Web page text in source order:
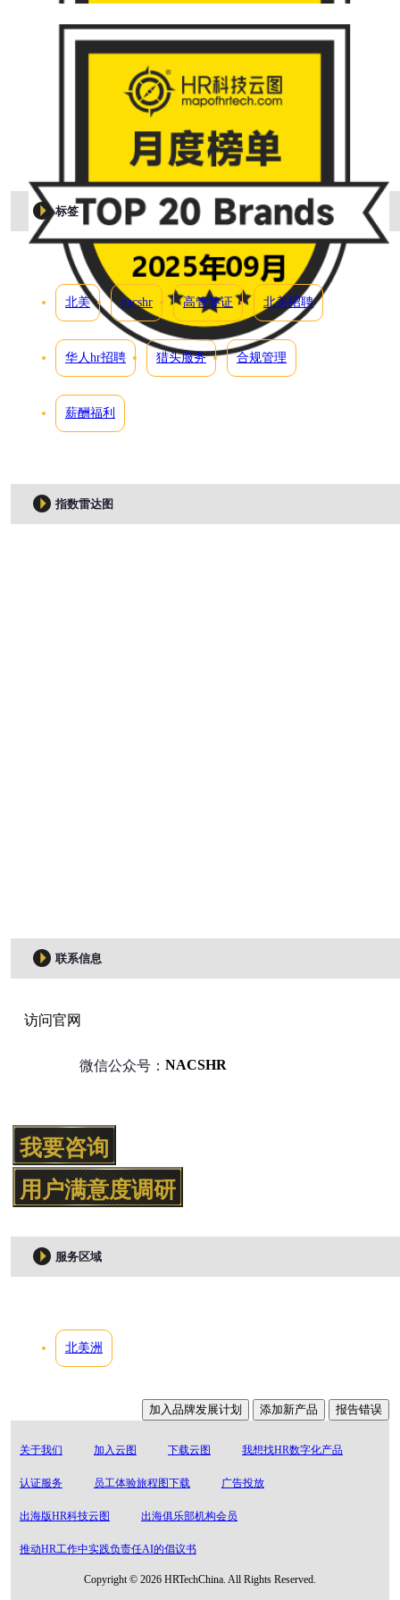
标签
北美 nacshr 高管签证 北美招聘
华人hr招聘 猎头服务 合规管理
薪酬福利
指数雷达图
联系信息
访问官网
微信公众号： NACSHR
我要咨询
用户满意度调研
服务区域
北美洲
加入品牌发展计划 添加新产品 报告错误
关于我们 加入云图 下载云图 我想找HR数字化产品
认证服务 员工体验旅程图下载 广告投放
出海版HR科技云图 出海俱乐部机构会员
推动HR工作中实践负责任AI的倡议书
Copyright © 2026 HRTechChina. All Rights Reserved.